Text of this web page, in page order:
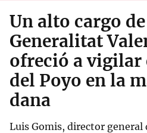
Un alto cargo
Generalitat
ofreció a vigilar
del Poyo en la
dana
Luis Gomis, director general